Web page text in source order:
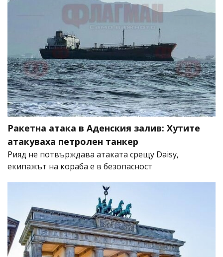
Ракетна атака в Аденския залив: Хутите
атакуваха петролен танкер
Рияд не потвърждава атаката срещу Daisy,
екипажът на кораба е в безопасност